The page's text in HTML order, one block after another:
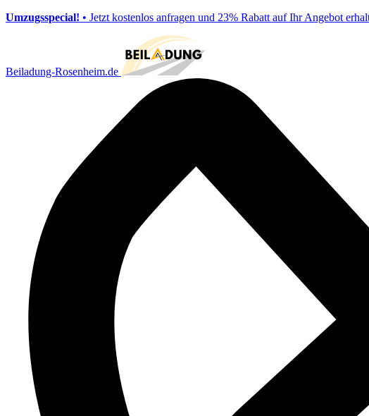
Umzugsspecial! • Jetzt kostenlos anfragen und 23% Rabatt auf Ihr Angebot
Beiladung-Rosenheim.de